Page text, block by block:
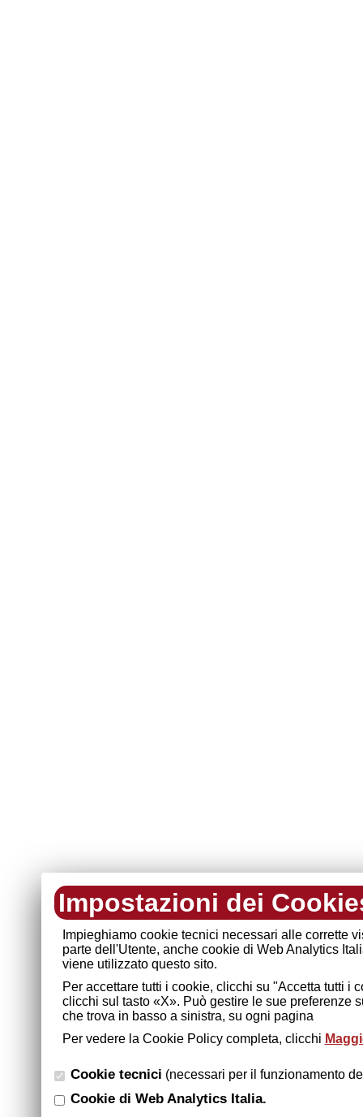
Impostazioni dei
Impieghiamo cookie tecnici necessari alle corrette
parte dell'Utente, anche cookie di Web Analytics
viene utilizzato questo sito.
Per accettare tutti i cookie, clicchi su "Accetta tutti
clicchi sul tasto «X». Può gestire le sue preferenze
che trova in basso a sinistra, su ogni pagina
Per vedere la Cookie Policy completa, clicchi
Cookie tecnici (necessari per il funzionamento
Cookie di Web Analytics Italia.